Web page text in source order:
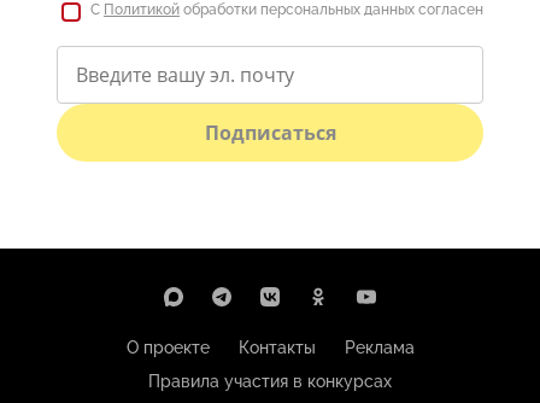
С Политикой обработки персональных данных согласен
Подписаться
О проекте Контакты
Реклама
Правила участия в конкурсах